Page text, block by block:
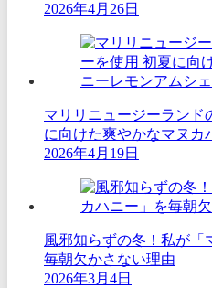
2026年4月26日
マリリニュージーランド
に向けた爽やかなマヌカ
2026年4月19日
風邪知らずの冬！私が「
毎朝欠かさない理由
2026年3月4日